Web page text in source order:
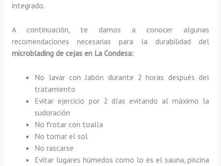
integrado.
A continuación, te damos a conocer algunas
recomendaciones necesarias para la durabilidad del
microblading de cejas en La Condesa:
No lavar con Jabón durante 2 horas después del
tratamiento
Evitar ejercicio por 2 días evitando al máximo la
sudoración
No frotar con toalla
No tomar el sol
No rascarse
Evitar lugares húmedos como lo es el sauna, piscina